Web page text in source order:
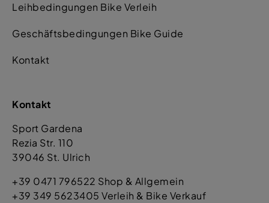
Leihbedingungen Bike Verleih
Geschäftsbedingungen Bike Guide
Kontakt
Kontakt
Sport Gardena
Rezia Str. 110
39046 St. Ulrich
+39 0471 796522 Shop & Allgemein
+39 349 5623405 Verleih & Bike Verkauf